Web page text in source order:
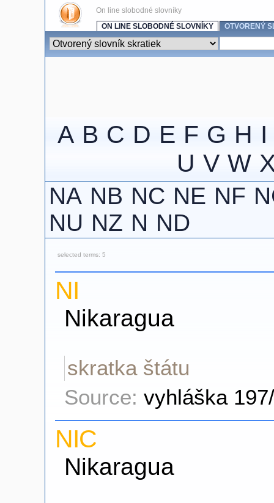
On line slobodné slovníky
ON LINE SLOBODNÉ SLOVNÍKY
OTVORENÝ
A B C D E F G H I
U V W
NA NB NC NE NF
NU NZ N ND
selected terms: 5
NI
Nikaragua
skratka štátu
Source: vyhláška
NIC
Nikaragua